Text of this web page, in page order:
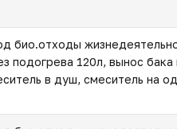
био.отходы
подогрева 120л, вынос
в душ, смеситель на